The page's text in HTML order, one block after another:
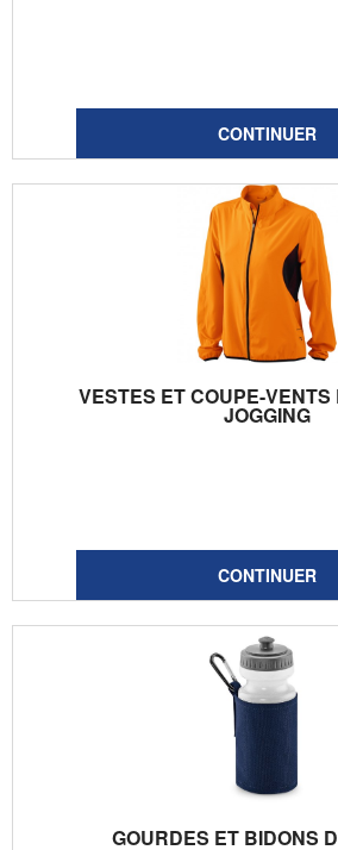
VESTES ET COUPE-VENTS
JOGGING
GOURDES ET BIDONS